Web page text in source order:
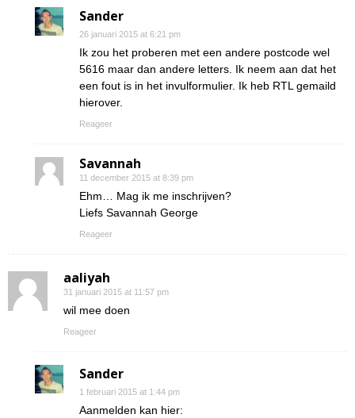
Sander
26 januari 2015 at 6:21 pm
Ik zou het proberen met een andere postcode wel
5616 maar dan andere letters. Ik neem aan dat het
een fout is in het invulformulier. Ik heb RTL gemaild
hierover.
Reageer
Savannah
11 december 2015 at 8:39 pm
Ehm… Mag ik me inschrijven?
Liefs Savannah George
Reageer
aaliyah
31 januari 2015 at 11:57 pm
wil mee doen
Reageer
Sander
1 februari 2015 at 1:44 pm
Aanmelden kan hier: